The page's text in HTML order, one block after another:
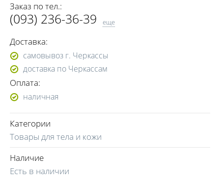
Заказ по тел.:
(093) 236-36-39
еще
Доставка:
самовывоз г. Черкассы
доставка по Черкассам
Оплата:
наличная
Категории
Товары для тела и кожи
Наличие
Есть в наличии